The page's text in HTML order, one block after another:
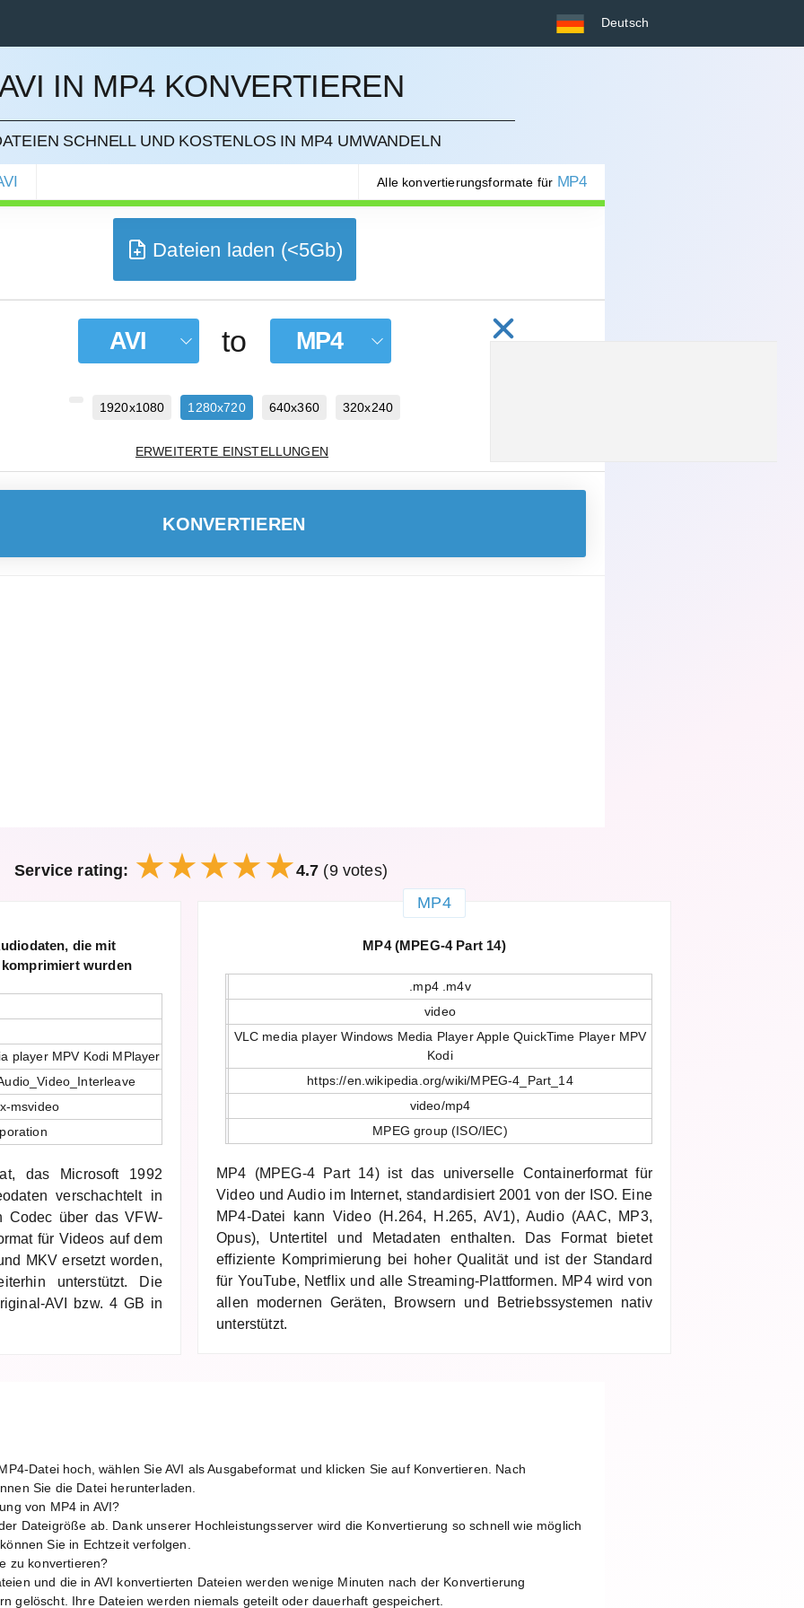
Deutsch
IN MP4 KONVERTIEREN
SCHNELL UND KOSTENLOS IN MP4 UMWANDELN
Alle konvertierungsformate für MP4
Dateien laden (<5Gb)
AVI to MP4
1920x1080 1280x720 640x360 320x240
ERWEITERTE EINSTELLUNGEN
KONVERTIEREN
Service rating: 4.7 (9 votes)
die mit
wurden
player MPV Kodi MPlayer
msvideo
das Microsoft 1992
verschachtelt in
Codec über das VFW-
für Videos auf dem
MKV ersetzt worden,
unterstützt. Die
AVI bzw. 4 GB in
MP4
MP4 (MPEG-4 Part 14)
.mp4 .m4v
video
VLC media player Windows Media Player Apple QuickTime Player MPV
Kodi
https://en.wikipedia.org/wiki/MPEG-4_Part_14
video/mp4
MPEG group (ISO/IEC)
MP4 (MPEG-4 Part 14) ist das universelle Containerformat für
Video und Audio im Internet, standardisiert 2001 von der ISO. Eine
MP4-Datei kann Video (H.264, H.265, AV1), Audio (AAC, MP3,
Opus), Untertitel und Metadaten enthalten. Das Format bietet
effiziente Komprimierung bei hoher Qualität und ist der Standard
für YouTube, Netflix und alle Streaming-Plattformen. MP4 wird von
allen modernen Geräten, Browsern und Betriebssystemen nativ
unterstützt.
Datei hoch, wählen Sie AVI als Ausgabeformat und klicken Sie auf Konvertieren. Nach
Sie die Datei herunterladen.
von MP4 in AVI?
Dateigröße ab. Dank unserer Hochleistungsserver wird die Konvertierung so schnell wie möglich
Sie in Echtzeit verfolgen.
zu konvertieren?
und die in AVI konvertierten Dateien werden wenige Minuten nach der Konvertierung
gelöscht. Ihre Dateien werden niemals geteilt oder dauerhaft gespeichert.